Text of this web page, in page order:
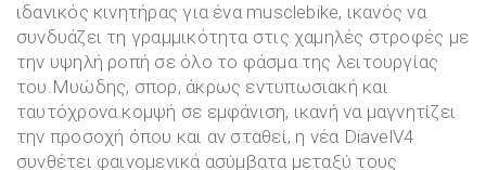
ιδανικός κινητήρας για ένα musclebike, ικανός να
συνδυάζει τη γραμμικότητα στις χαμηλές στροφές με
την υψηλή ροπή σε όλο το φάσμα της λειτουργίας
του.Μυώδης, σπορ, άκρως εντυπωσιακή και
ταυτόχρονα κομψή σε εμφάνιση, ικανή να μαγνητίζει
την προσοχή όπου και αν σταθεί, η νέα DiavelV4
συνθέτει φαινομενικά ασύμβατα μεταξύ τους